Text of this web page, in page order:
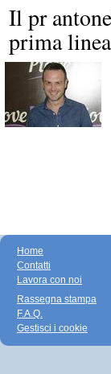
Il pr
prima
Home
Contatti
Lavora con noi
Rassegna stampa
F.A.Q.
Gestisci i cookie